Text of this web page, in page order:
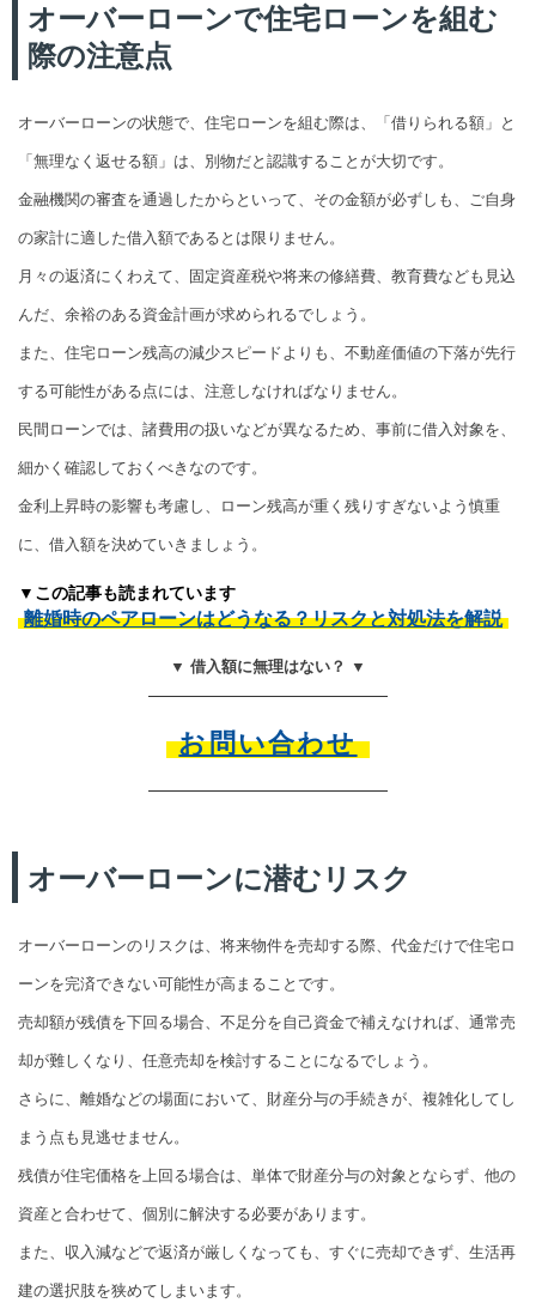
オーバーローンで住宅ローンを組む
際の注意点
オーバーローンの状態で、住宅ローンを組む際は、「借りられる額」と
「無理なく返せる額」は、別物だと認識することが大切です。
金融機関の審査を通過したからといって、その金額が必ずしも、ご自身
の家計に適した借入額であるとは限りません。
月々の返済にくわえて、固定資産税や将来の修繕費、教育費なども見込
んだ、余裕のある資金計画が求められるでしょう。
また、住宅ローン残高の減少スピードよりも、不動産価値の下落が先行
する可能性がある点には、注意しなければなりません。
民間ローンでは、諸費用の扱いなどが異なるため、事前に借入対象を、
細かく確認しておくべきなのです。
金利上昇時の影響も考慮し、ローン残高が重く残りすぎないよう慎重
に、借入額を決めていきましょう。
▼この記事も読まれています
離婚時のペアローンはどうなる？リスクと対処法を解説
▼ 借入額に無理はない？ ▼
お問い合わせ
オーバーローンに潜むリスク
オーバーローンのリスクは、将来物件を売却する際、代金だけで住宅ロ
ーンを完済できない可能性が高まることです。
売却額が残債を下回る場合、不足分を自己資金で補えなければ、通常売
却が難しくなり、任意売却を検討することになるでしょう。
さらに、離婚などの場面において、財産分与の手続きが、複雑化してし
まう点も見逃せません。
残債が住宅価格を上回る場合は、単体で財産分与の対象とならず、他の
資産と合わせて、個別に解決する必要があります。
また、収入減などで返済が厳しくなっても、すぐに売却できず、生活再
建の選択肢を狭めてしまいます。